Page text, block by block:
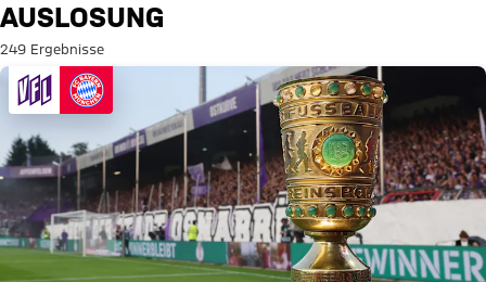
Suche: Auslosung
AUSLOSUNG
249 Ergebnisse